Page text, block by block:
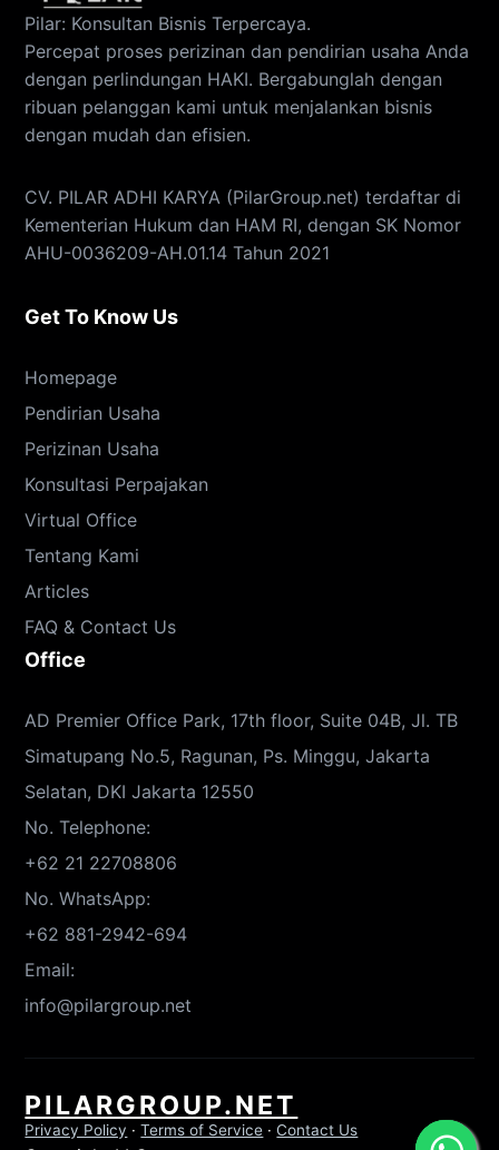
Pilar: Konsultan Bisnis Terpercaya.
Percepat proses perizinan dan pendirian usaha Anda
dengan perlindungan HAKI. Bergabunglah dengan
ribuan pelanggan kami untuk menjalankan bisnis
dengan mudah dan efisien.
CV. PILAR ADHI KARYA (PilarGroup.net) terdaftar di
Kementerian Hukum dan HAM RI, dengan SK Nomor
AHU-0036209-AH.01.14 Tahun 2021
Get To Know Us
Homepage
Pendirian Usaha
Perizinan Usaha
Konsultasi Perpajakan
Virtual Office
Tentang Kami
Articles
FAQ & Contact Us
Office
AD Premier Office Park, 17th floor, Suite 04B, Jl. TB
Simatupang No.5, Ragunan, Ps. Minggu, Jakarta
Selatan, DKI Jakarta 12550
No. Telephone:
+62 21 22708806
No. WhatsApp:
+62 881-2942-694
Email:
info@pilargroup.net
PILARGROUP.NET
Privacy Policy ·Terms of Service ·Contact Us